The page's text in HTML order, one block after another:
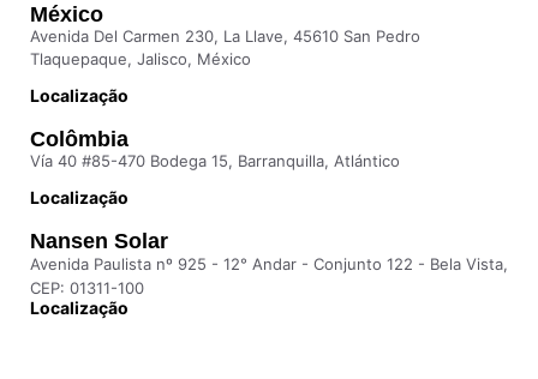
México
Avenida Del Carmen 230, La Llave, 45610 San Pedro
Tlaquepaque, Jalisco, México
Localização
Colômbia
Vía 40 #85-470 Bodega 15, Barranquilla, Atlántico
Localização
Nansen Solar
Avenida Paulista nº 925 - 12° Andar - Conjunto 122 - Bela Vista,
CEP: 01311-100
Localização